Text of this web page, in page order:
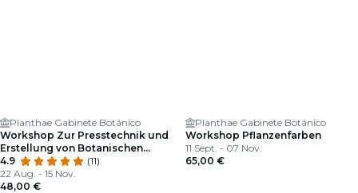
Planthae Gabinete Botánico
Workshop Zur Presstechnik und
Erstellung von Botanischen
Herbarien
4.9
(11)
22 Aug. - 15 Nov.
48,00 €
Planthae Gabinete Botánico
Workshop Pflanzenfarben
11 Sept. - 07 Nov.
65,00 €